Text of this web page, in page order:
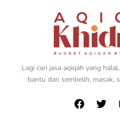
Lagi cari jasa aqiqah yang
bantu dari sembelih, masak,